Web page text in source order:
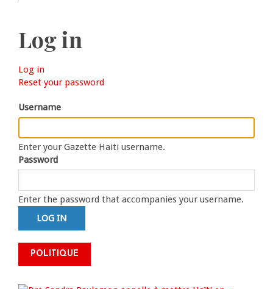
Log in
Primary
tabs
Log in
tab)
Reset your password
Username
Enter your Gazette Haiti username.
Password
Enter the password that accompanies your username.
POLITIQUE
Dre Sandra Paulemon appelle à
mettre Haïti en « mode électoral
» à travers une vaste campagne